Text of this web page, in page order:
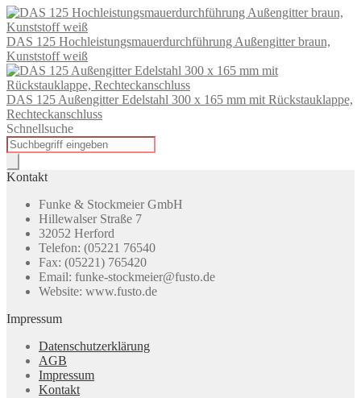
DAS 125 Hochleistungsmauerdurchführung Außengitter braun,
Kunststoff weiß
DAS 125 Außengitter Edelstahl 300 x 165 mm mit Rückstauklappe,
Rechteckanschluss
Schnellsuche
Products
search
Kontakt
Funke & Stockmeier GmbH
Hillewalser Straße 7
32052 Herford
Telefon: (05221 76540
Fax: (05221) 765420
Email: funke-stockmeier@fusto.de
Website: www.fusto.de
Impressum
Datenschutzerklärung
AGB
Impressum
Kontakt